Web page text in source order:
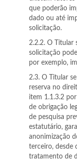
que poderão
dado ou até
solicitação.
2.2.2. O Titular
solicitação
por exemplo,
2.3. O Titular
reserva no
item 1.1.3.2
de obrigação
de pesquisa
estatutário,
anonimização
terceiro, desde
tratamento de